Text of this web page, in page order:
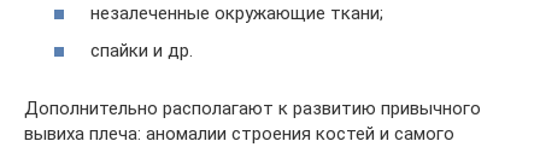
незалеченные окружающие ткани;
спайки и др.
Дополнительно располагают к развитию привычного
вывиха плеча: аномалии строения костей и самого